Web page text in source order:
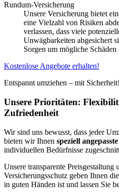
Rundum-Versicherung
Unsere Versicherung bietet
eine Vielzahl von Risiken
verlassen, dass viele
Unwägbarkeiten abgesichert
Sorgen um mögliche
Kostenlose Angebote erhalten!
Entspannt umziehen – mit Sicherheit!
Unsere Prioritäten:
Zufriedenheit
Wir sind uns bewusst, dass jeder
bieten wir Ihnen speziell
individuellen Bedürfnisse
Unsere transparente Preisgestaltung
Versicherungsschutz geben Ihnen
in guten Händen ist und lassen Sie